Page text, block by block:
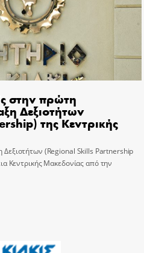
στην πρώτη
Δεξιοτήτων
της Κεντρικής
(Regional Skills Partnership
Κεντρικής Μακεδονίας από την